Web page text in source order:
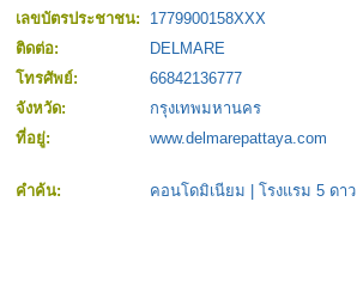
เลขบัตรประชาชน:
1779900158XXX
ติดต่อ:
DELMARE
โทรศัพย์:
66842136777
จังหวัด:
กรุงเทพมหานคร
ที่อยู่:
www.delmarepattaya.com
คำค้น: คอนโดมิเนียม โรงแรม 5 ดาว